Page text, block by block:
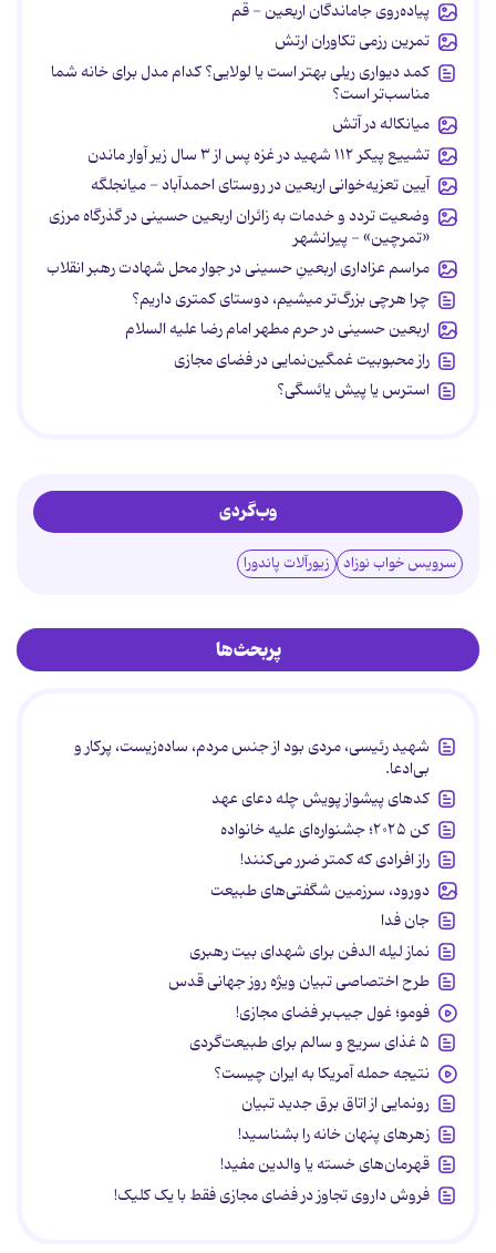
پیاده‌روی جاماندگان اربعین - قم
تمرین رزمی تکاوران ارتش
کمد دیواری ریلی بهتر است یا لولایی؟ کدام مدل برای خانه شما
مناسب‌تر است؟
میانکاله در آتش
تشییع پیکر ۱۱۲ شهید در غزه پس از ۳ سال زیر آوار ماندن
آیین تعزیه‌خوانی اربعین در روستای احمدآباد - میانجلگه
وضعیت تردد و خدمات به زائران اربعین حسینی در گذرگاه مرزی
«تمرچین» - پیرانشهر
مراسم عزاداری اربعینِ حسینی در جوار محل شهادت رهبر انقلاب
چرا هرچی بزرگ‌تر میشیم، دوستای کمتری داریم؟
اربعین حسینی در حرم مطهر امام رضا علیه السلام
راز محبوبیت غمگین‌نمایی در فضای مجازی
استرس یا پیش یائسگی؟
وب‌گردی
سرویس خواب نوزاد زیورآلات پاندورا
پربحث‌ها
شهید رئیسی، مردی بود از جنس مردم، ساده‌زیست، پرکار و
بی‌ادعا.
کدهای پیشواز پویش چله دعای عهد
کن ۲۰۲۵؛ جشنواره‌ای علیه خانواده
راز افرادی که کمتر ضرر می‌کنند!
دورود، سرزمین شگفتی‌های طبیعت
جان فدا
نماز لیله الدفن برای شهدای بیت رهبری
طرح اختصاصی تبیان ویژه روز جهانی قدس
فومو؛ غول جیب‌بر فضای مجازی!
۵ غذای سریع و سالم برای طبیعت‌گردی
نتیجه حمله آمریکا به ایران چیست؟
رونمایی از اتاق برق جدید تبیان
زهرهای پنهان خانه را بشناسید!
قهرمان‌های خسته یا والدین مفید!
فروش داروی تجاوز در فضای مجازی فقط با یک کلیک!